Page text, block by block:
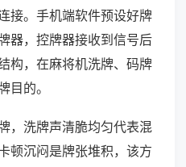
接。手机端软件预设好牌
器，控牌器接收到信号后
构，在麻将机洗牌、码牌
目的。
，洗牌声清脆均匀代表混
顿沉闷是牌张堆积，该方